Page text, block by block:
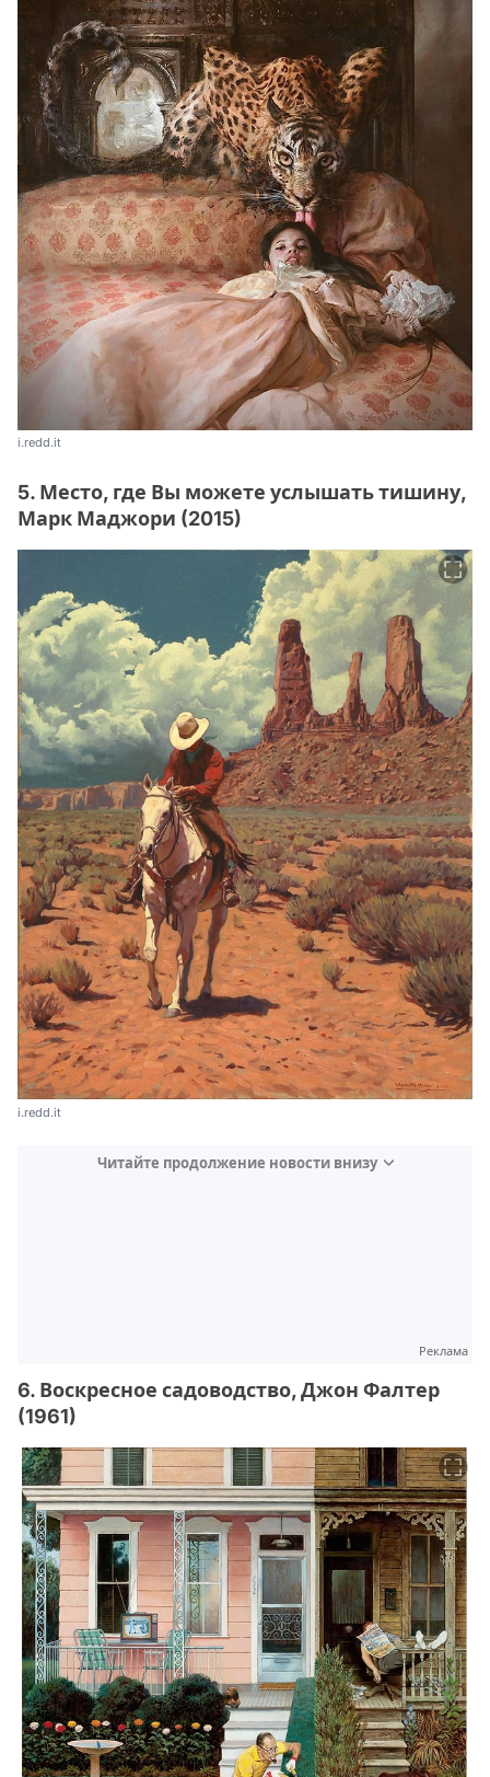
i.redd.it
5. Место, где Вы можете услышать тишину,
Марк Маджори (2015)
i.redd.it
Читайте продолжение новости внизу
Реклама
6. Воскресное садоводство, Джон Фалтер
(1961)